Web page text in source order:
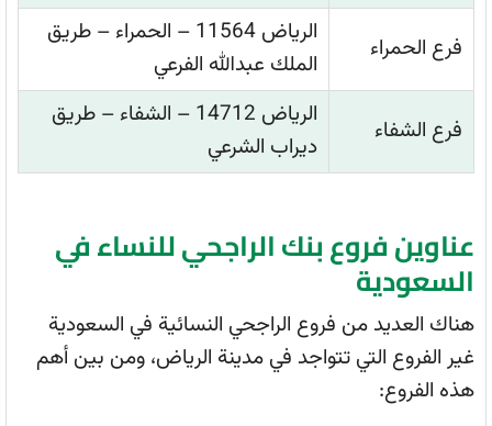
فرع الحمراء
الرياض 11564 – الحمراء – طريق
الملك عبدالله الفرعي
فرع الشفاء
الرياض 14712 – الشفاء – طريق
ديراب الشرعي
عناوين فروع بنك الراجحي للنساء في
السعودية
هناك العديد من فروع الراجحي النسائية في السعودية
غير الفروع التي تتواجد في مدينة الرياض، ومن بين أهم
هذه الفروع: